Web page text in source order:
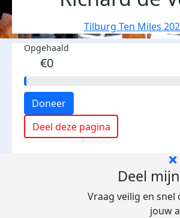
Tilburg Ten Miles
Opgehaald
€0
Doneer
Deel deze pagina
Deel
Vraag veilig en
jouw